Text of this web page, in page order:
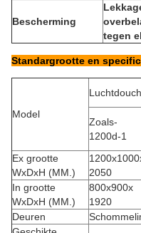
Bescherming
tegen
Standargrootte en
Model
Zoals-
1200d-1
Ex grootte
WxDxH (MM.)
2050
In grootte
WxDxH (MM.)
800x900x
1920
Deuren